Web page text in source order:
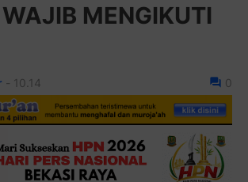
MENGIKUTI
- 10.14 0